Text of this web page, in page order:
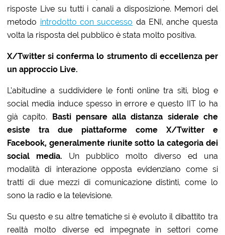
risposte Live su tutti i canali a disposizione. Memori del
metodo introdotto con successo da ENI, anche questa
volta la risposta del pubblico è stata molto positiva.
X/Twitter si conferma lo strumento di eccellenza per
un approccio Live.
L’abitudine a suddividere le fonti online tra siti, blog e
social media induce spesso in errore e questo IIT lo ha
già capito. Basti pensare alla distanza siderale che
esiste tra due piattaforme come X/Twitter e
Facebook, generalmente riunite sotto la categoria dei
social media. Un pubblico molto diverso ed una
modalità di interazione opposta evidenziano come si
tratti di due mezzi di comunicazione distinti, come lo
sono la radio e la televisione.
Su questo e su altre tematiche si è evoluto il dibattito tra
realtà molto diverse ed impegnate in settori come